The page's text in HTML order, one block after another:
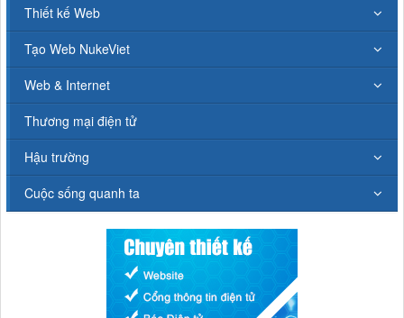
Thiết kế Web
Tạo Web NukeViet
Web & Internet
Thương mại điện tử
Hậu trường
Cuộc sống quanh ta